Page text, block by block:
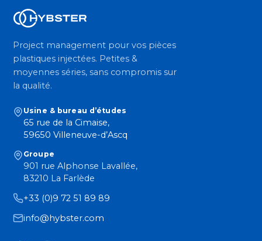
Project management pour vos pièces
plastiques injectées. Petites &
moyennes séries, sans compromis sur
la qualité.
Usine & bureau d’études
65 rue de la Cimaise,
59650 Villeneuve-d’Ascq
Groupe
901 rue Alphonse Lavallée,
83210 La Farlède
+33 (0)9 72 51 89 89
info@hybster.com